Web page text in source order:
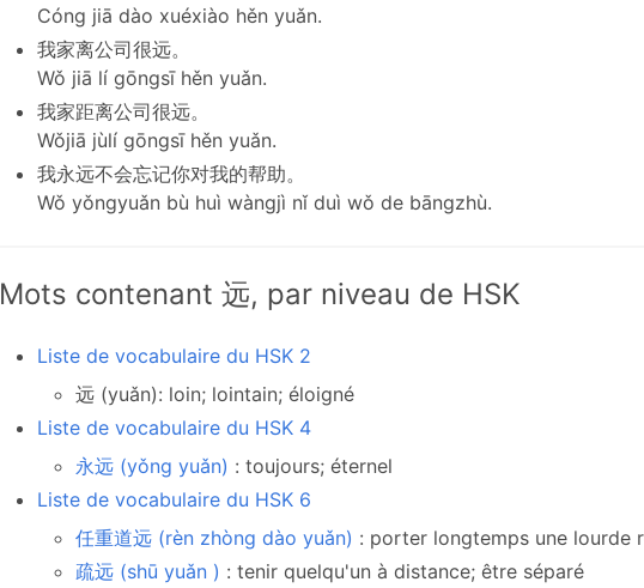
Cóng jiā dào xuéxiào hěn yuǎn.
我家离公司很远。
Wǒ jiā lí gōngsī hěn yuǎn.
我家距离公司很远。
Wǒjiā jùlí gōngsī hěn yuǎn.
我永远不会忘记你对我的帮助。
Wǒ yǒngyuǎn bù huì wàngjì nǐ duì wǒ de bāngzhù.
Mots contenant 远, par niveau de HSK
Liste de vocabulaire du HSK 2
远 (yuǎn): loin; lointain; éloigné
Liste de vocabulaire du HSK 4
永远 (yǒng yuǎn) : toujours; éternel
Liste de vocabulaire du HSK 6
任重道远 (rèn zhòng dào yuǎn) : porter longtemps une lourde
疏远 (shū yuǎn ) : tenir quelqu'un à distance; être séparé